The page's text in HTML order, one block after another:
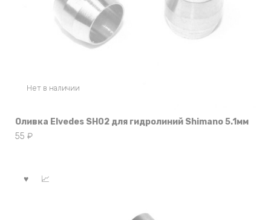
Нет в наличии
Оливка Elvedes SH02 для гидролиний Shimano 5.1мм
55 ₽